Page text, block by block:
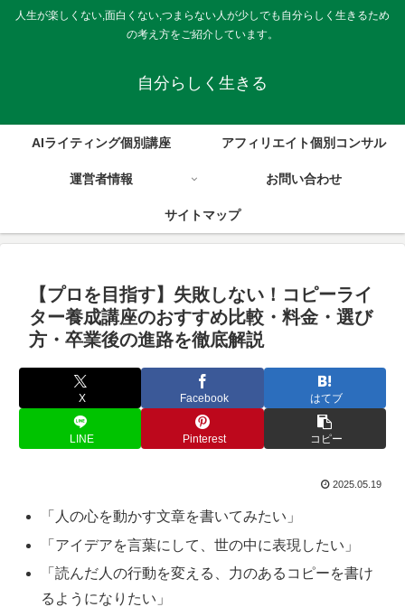
人生が楽しくない,面白くない,つまらない人が少しでも自分らしく生きるため
の考え方をご紹介しています。
自分らしく生きる
AIライティング個別講座 アフィリエイト個別コンサル
運営者情報 お問い合わせ
サイトマップ
【プロを目指す】失敗しない！コピーライ
ター養成講座のおすすめ比較・料金・選び
方・卒業後の進路を徹底解説
X Facebook はてブ
LINE Pinterest コピー
2025.05.19
「人の心を動かす文章を書いてみたい」
「アイデアを言葉にして、世の中に表現したい」
「読んだ人の行動を変える、力のあるコピーを書け
るようになりたい」